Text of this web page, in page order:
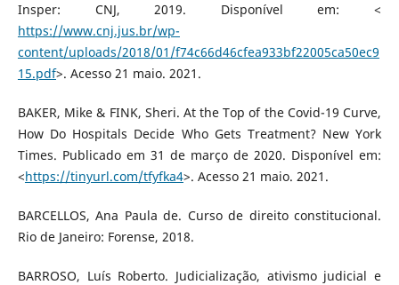
Insper: CNJ, 2019. Disponível em: <
https://www.cnj.jus.br/wp-
content/uploads/2018/01/f74c66d46cfea933bf22005ca50ec9
15.pdf>. Acesso 21 maio. 2021.
BAKER, Mike & FINK, Sheri. At the Top of the Covid-19 Curve,
How Do Hospitals Decide Who Gets Treatment? New York
Times. Publicado em 31 de março de 2020. Disponível em:
<https://tinyurl.com/tfyfka4>. Acesso 21 maio. 2021.
BARCELLOS, Ana Paula de. Curso de direito constitucional.
Rio de Janeiro: Forense, 2018.
BARROSO, Luís Roberto. Judicialização, ativismo judicial e